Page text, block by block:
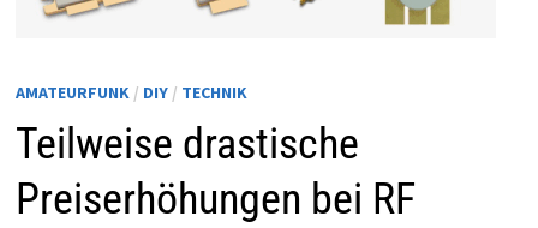
AMATEURFUNK/ DIY/ TECHNIK
Teilweise drastische
Preiserhöhungen bei RF